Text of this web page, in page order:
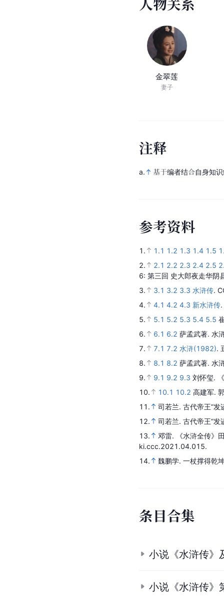
金翠莲
妻子
注释
a. 基于编者结合自身知
参考资料
1. 1.1 1.2 1.3 1.4 1.5
2.
2.1 2.2 2.3 2.4 2.5
6: 第三回 史大郎夜走华阴
3.
3.1 3.2 3.3 水浒传.
4.
4.1 4.2 4.3 新水浒传.
5.
5.1 5.2 5.3 5.4 5.5
6.
6.1 6.2 萨孟武著. 水
7.
7.1 7.2 水浒(1982).
8.
8.1 8.2 萨孟武著. 水
9.
9.1 9.2 9.3 刘怀玺.
10.
10.1 10.2 高建军.
11.
司若兰. 古代帝王“发
12.
司若兰. 古代帝王“发
13.
邓雷.
《水浒全传
ki.ccc.2021.04.015.
14.
魏鹏学. 一杖撑得乾
条目合集
小说《水浒传》
小说《水浒传》